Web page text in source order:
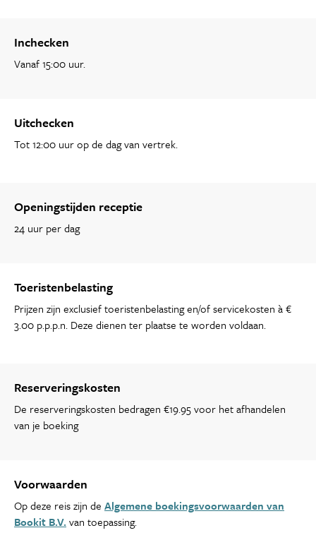
Inchecken
Vanaf 15:00 uur.
Uitchecken
Tot 12:00 uur op de dag van vertrek.
Openingstijden receptie
24 uur per dag
Toeristenbelasting
Prijzen zijn exclusief toeristenbelasting en/of servicekosten à €
3.00 p.p.p.n. Deze dienen ter plaatse te worden voldaan.
Reserveringskosten
De reserveringskosten bedragen €19.95 voor het afhandelen
van je boeking
Voorwaarden
Op deze reis zijn de Algemene boekingsvoorwaarden van
Bookit B.V. van toepassing.